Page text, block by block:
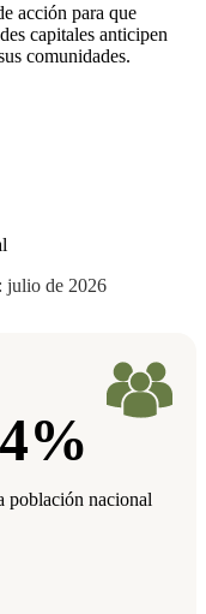
acción para que
capitales anticipen
comunidades.
de 2026
población nacional